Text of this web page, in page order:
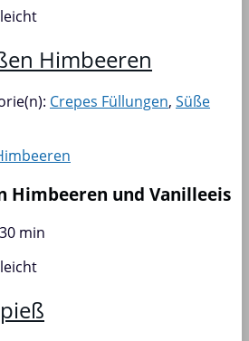
leicht
Himbeeren
Crepes Füllungen, Süße
Himbeeren und Vanilleeis
min
leicht